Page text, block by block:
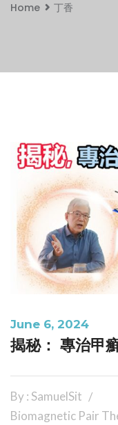
Home 丁香
June 6, 2024
揭秘： 專治甲
By : SamuelSit
Biomagnetic Pair